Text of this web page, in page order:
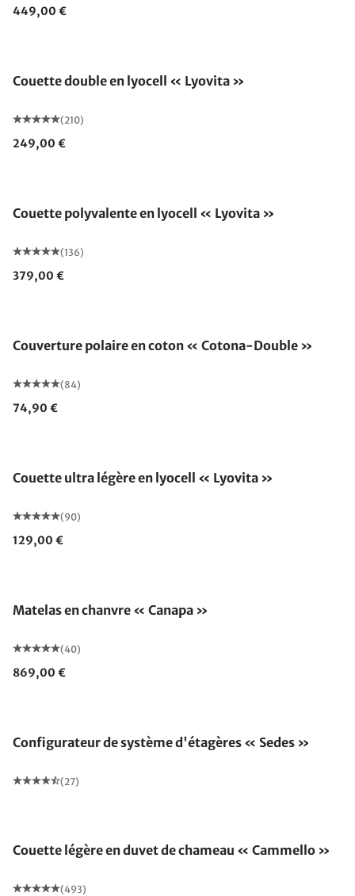
449,00 €
Couette double en lyocell « Lyovita »
(210)
249,00 €
Couette polyvalente en lyocell « Lyovita »
(136)
379,00 €
Couverture polaire en coton « Cotona-Double »
(84)
74,90 €
Couette ultra légère en lyocell « Lyovita »
(90)
129,00 €
Matelas en chanvre « Canapa »
(40)
869,00 €
Configurateur de système d'étagères « Sedes »
(27)
Couette légère en duvet de chameau « Cammello »
(493)